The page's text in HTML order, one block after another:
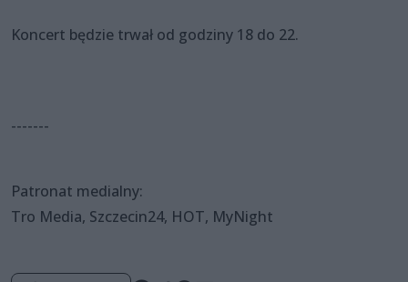
Koncert będzie trwał od godziny 18 do 22.
-------
Patronat medialny:
Tro Media, Szczecin24, HOT, MyNight